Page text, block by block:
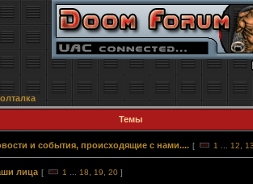
Темы
и события, происходящие с нами.... [ 1 12
лица [ 1 18 19 20 ]